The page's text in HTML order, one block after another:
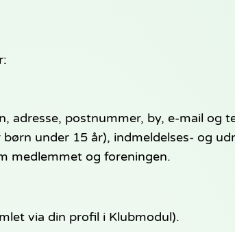
adresse, postnummer, by, e-mail og
under 15 år), indmeldelses- og
medlemmet og foreningen.
via din profil i Klubmodul).